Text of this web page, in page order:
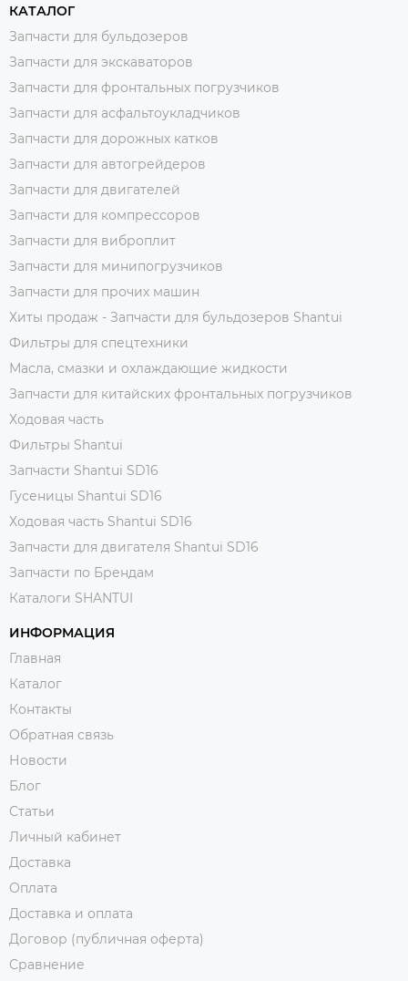
КАТАЛОГ
Запчасти для бульдозеров
Запчасти для экскаваторов
Запчасти для фронтальных погрузчиков
Запчасти для асфальтоукладчиков
Запчасти для дорожных катков
Запчасти для автогрейдеров
Запчасти для двигателей
Запчасти для компрессоров
Запчасти для виброплит
Запчасти для минипогрузчиков
Запчасти для прочих машин
Хиты продаж - Запчасти для бульдозеров Shantui
Фильтры для спецтехники
Масла, смазки и охлаждающие жидкости
Запчасти для китайских фронтальных погрузчиков
Ходовая часть
Фильтры Shantui
Запчасти Shantui SD16
Гусеницы Shantui SD16
Ходовая часть Shantui SD16
Запчасти для двигателя Shantui SD16
Запчасти по Брендам
Каталоги SHANTUI
ИНФОРМАЦИЯ
Главная
Каталог
Контакты
Обратная связь
Новости
Блог
Статьи
Личный кабинет
Доставка
Оплата
Доставка и оплата
Договор (публичная оферта)
Сравнение